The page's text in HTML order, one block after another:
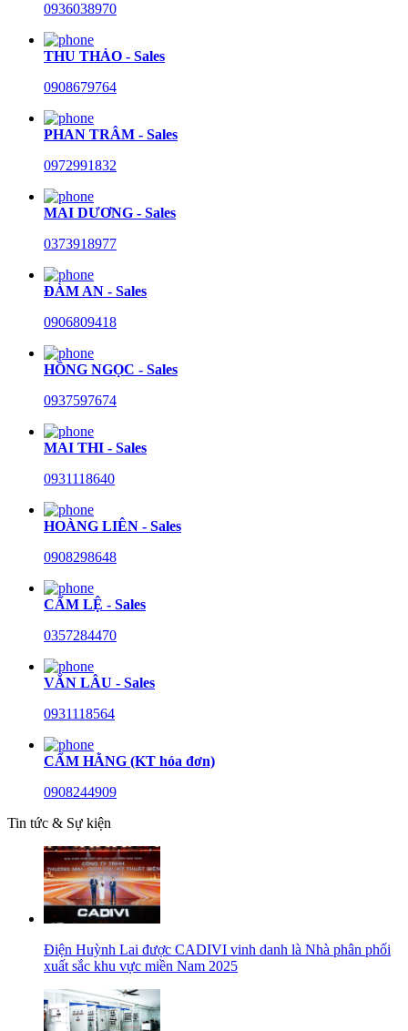
0936038970
THU THẢO - Sales
0908679764
PHAN TRÂM - Sales
0972991832
MAI DƯƠNG - Sales
0373918977
ĐÀM AN - Sales
0906809418
HỒNG NGỌC - Sales
0937597674
MAI THI - Sales
0931118640
HOÀNG LIÊN - Sales
0908298648
CẨM LỆ - Sales
0357284470
VĂN LÂU - Sales
0931118564
CẨM HẰNG (KT hóa đơn)
0908244909
Tin tức & Sự kiện
Điện Huỳnh Lai được CADIVI vinh danh là Nhà phân phối
xuất sắc khu vực miền Nam 2025